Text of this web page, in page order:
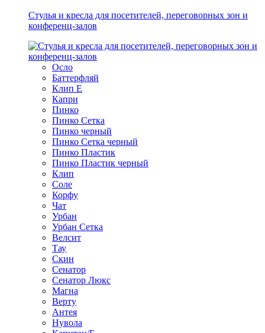
Стулья и кресла для посетителей, переговорных зон и
конференц-залов
Осло
Баттерфляй
Клип Е
Капри
Пинко
Пинко Сетка
Пинко черный
Пинко Сетка черный
Пинко Пластик
Пинко Пластик черный
Клип
Соле
Корфу
Чат
Урбан
Урбан Сетка
Велсит
Тау
Скин
Сенатор
Сенатор Люкс
Магна
Верту
Антея
Нувола